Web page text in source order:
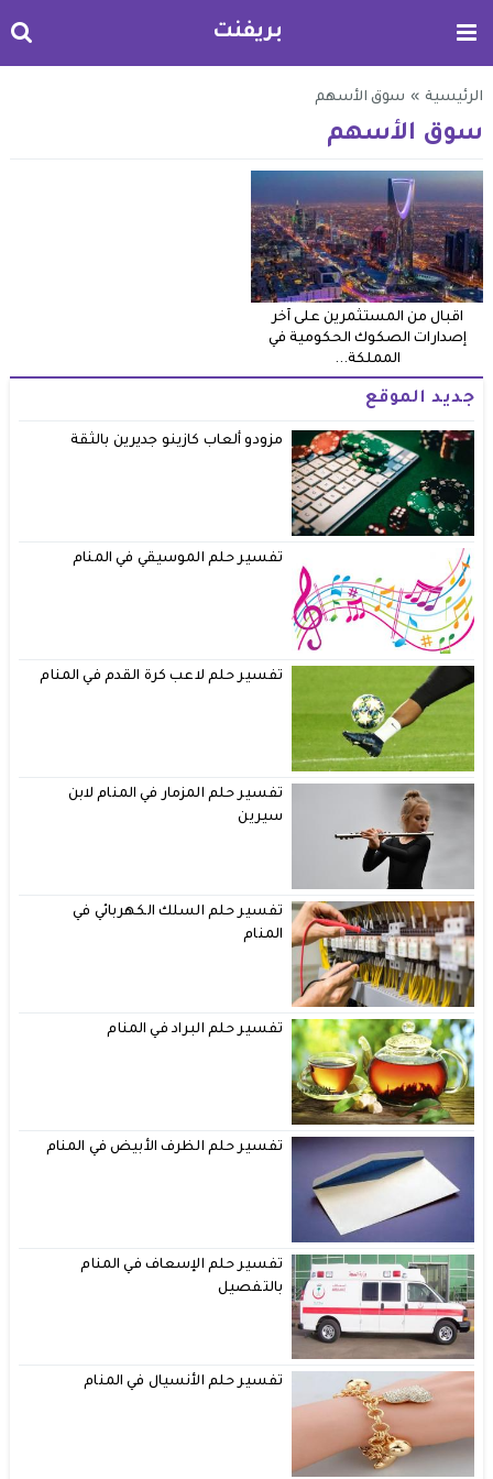
بريفنت
الرئيسية » سوق الأسهم
سوق الأسهم
اقبال من المستثمرين على آخر
إصدارات الصكوك الحكومية في
المملكة...
جديد الموقع
مزودو ألعاب كازينو جديرين بالثقة
تفسير حلم الموسيقي في المنام
تفسير حلم لاعب كرة القدم في المنام
تفسير حلم المزمار في المنام لابن
سيرين
تفسير حلم السلك الكهربائي في
المنام
تفسير حلم البراد في المنام
تفسير حلم الظرف الأبيض في المنام
تفسير حلم الإسعاف في المنام
بالتفصيل
تفسير حلم الأنسيال في المنام